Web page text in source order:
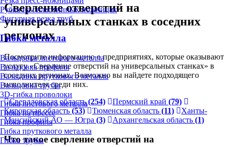
Рубка на гильотинных ножницах
Фигурная резка труб
Гибка металла
Вальцовка листового металла
Вальцовка профиля
Вальцовка пруткового металла
Вальцовка трубы
3D-гибка проволоки
Гибка листового металла
Гибка на прессе
Гибка профиля
Гибка пруткового металла
Гибка трубы
Сверление отверстий на
универсальных станках в соседних
регионах
Посмотрите информацию о предприятиях, которые оказывают
услугу «Сверление отверстий на универсальных станках» в
соседних регионах. Возможно вы найдете подходящего
исполнителя среди них.
Свердловская область(254) Пермский край (79)
Кировская область (53) Тюменская область (11)
Ханты-
Мансийский АО — Югра (3) Архангельская область (1)
Что такое сверление отверстий на